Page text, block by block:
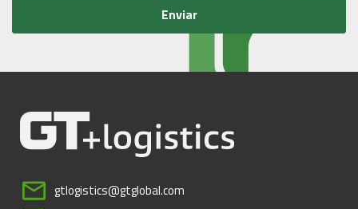
gtlogistics@gtglobal.com